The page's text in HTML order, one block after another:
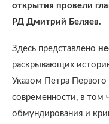
открытия провели
РД Дмитрий Беляев.
Здесь представлено
раскрывающих
Указом Петра Первого
современности, в том
обмундирования и